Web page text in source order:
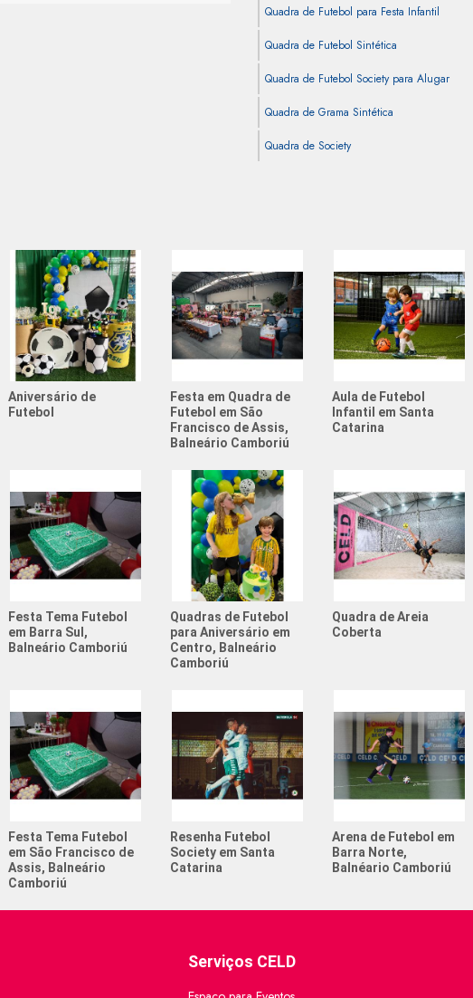
Quadra de Futebol para Festa Infantil
Quadra de Futebol Sintética
Quadra de Futebol Society para Alugar
Quadra de Grama Sintética
Quadra de Society
Quadras de Futebol para Aniversário
Resenha Esportiva
Resenha Futebol Society
Tema de Aniversário Futebol
Valor Aluguel Quadra Society
Aniversário com Tema de Futebol
Atividade Física para Adolescentes
Atividade Física para Crianças
Campeonato de Futebol Amador
Campeonato de Futebol Society
Churrasco e Futebol
Esportes que ajudam a crescer na
adolescência
Esportes que ajudam na concentração infantil
Futebol e Cerveja
Aniversário de
Futebol
Festa em Quadra de
Futebol em São
Francisco de Assis,
Balneário Camboriú
Aula de Futebol
Infantil em Santa
Catarina
Festa Tema Futebol
em Barra Sul,
Balneário Camboriú
Quadras de Futebol
para Aniversário em
Centro, Balneário
Camboriú
Quadra de Areia
Coberta
Festa Tema Futebol
em São Francisco de
Assis, Balneário
Camboriú
Resenha Futebol
Society em Santa
Catarina
Arena de Futebol em
Barra Norte,
Balnéario Camboriú
Serviços CELD